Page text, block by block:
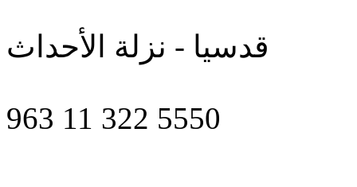
قدسيا - نزلة الأحداث
963 11 322 5550